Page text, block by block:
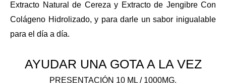
Extracto Natural de Cereza y Extracto de Jengibre Con
Colágeno Hidrolizado, y para darle un sabor inigualable
para el día a día.
AYUDAR UNA GOTA A LA VEZ
PRESENTACIÓN 10 ML / 1000MG.